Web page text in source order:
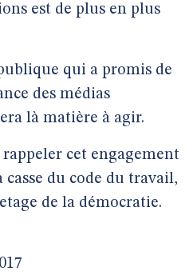
est de plus en plus
qui a promis de
des médias
là matière à agir.
cet engagement
du code du travail,
de la démocratie.